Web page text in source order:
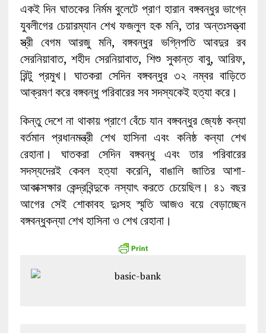
একই দিন ঘাতকের নির্মম বুলেটে প্রাণ হারান বঙ্গবন্ধুর ভাগ্নে
যুবলীগের চেয়ারম্যান শেখ ফজলুল হক মনি, তার অন্তঃসত্ত্বা
স্ত্রী বেগম আরজু মনি, বঙ্গবন্ধুর ভগ্নিপতি আবদুর রব
সেরনিয়াবাত, শহীদ সেরনিয়াবাত, শিশু সুকান্ত বাবু, আরিফ,
রিন্টু প্রমুখ। ঘাতকরা সেদিন বঙ্গবন্ধুর ৩২ নম্বর বাড়িতে
আক্রমণ করে বঙ্গবন্ধু পরিবারের সব সদস্যকেই হত্যা করে।
কিন্তু দেশে না থাকায় প্রাণে বেঁচে যান বঙ্গবন্ধুর জ্যেষ্ঠ কন্যা
বর্তমান প্রধানমন্ত্রী শেখ হাসিনা এবং কনিষ্ঠ কন্যা শেখ
রেহানা। ঘাতকরা সেদিন বঙ্গবন্ধু এবং তার পরিবারের
সদস্যদেরই কেবল হত্যা করেনি, বাঙালি জাতির আশা-
আকাক্সক্ষার কেন্দ্রবিন্দুকে নস্যাৎ করতে চেয়েছিল। ৪১ বছর
আগের সেই শোকাবহ দুঃসহ স্মৃতি আজও বয়ে বেড়াচ্ছেন
বঙ্গবন্ধুকন্যা শেখ হাসিনা ও শেখ রেহানা।